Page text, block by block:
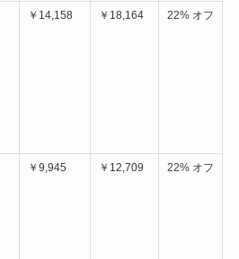
￥14,158 ￥18,164 22% オフ
￥9,945 ￥12,709 22% オフ